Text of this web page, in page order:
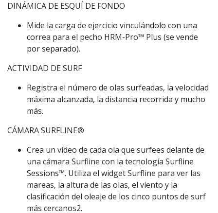
DINÁMICA DE ESQUÍ DE FONDO
Mide la carga de ejercicio vinculándolo con una
correa para el pecho HRM-Pro™️ Plus (se vende
por separado).
ACTIVIDAD DE SURF
Registra el número de olas surfeadas, la velocidad
máxima alcanzada, la distancia recorrida y mucho
más.
CÁMARA SURFLINE®
Crea un vídeo de cada ola que surfees delante de
una cámara Surfline con la tecnología Surfline
Sessions™️. Utiliza el widget Surfline para ver las
mareas, la altura de las olas, el viento y la
clasificación del oleaje de los cinco puntos de surf
más cercanos2.